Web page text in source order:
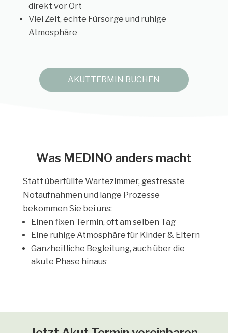
direkt vor Ort
Viel Zeit, echte Fürsorge und ruhige
Atmosphäre
AKUTTERMIN BUCHEN
Was MEDINO anders macht
Statt überfüllte Wartezimmer, gestresste
Notaufnahmen und lange Prozesse
bekommen Sie bei uns:
Einen fixen Termin, oft am selben Tag
Eine ruhige Atmosphäre für Kinder & Eltern
Ganzheitliche Begleitung, auch über die
akute Phase hinaus